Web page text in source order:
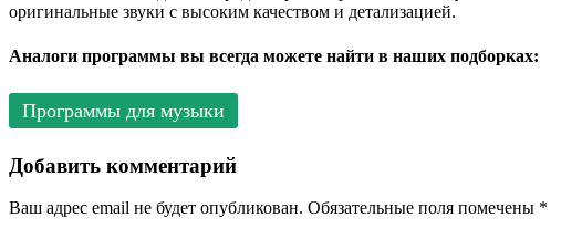
оригинальные звуки с высоким качеством и детализацией.
Аналоги программы вы всегда можете найти в наших подборках:
Программы для музыки
Добавить комментарий
Ваш адрес email не будет опубликован. Обязательные поля помечены *